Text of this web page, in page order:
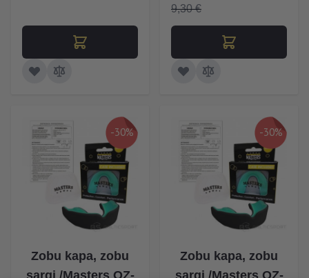
9,30 €
-30%
Zobu kapa, zobu
-30%
Zobu kapa, zobu